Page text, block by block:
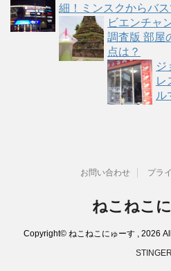
細！ミンスクからバス
ビエンチャ
調査版 部屋
点は？
ジ
レ
ル
お問い合わせ プラ
ねこねこ
Copyright© ねこねこにゅーす , 2026
STINGER